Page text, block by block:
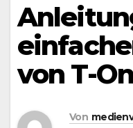
von T-
Von